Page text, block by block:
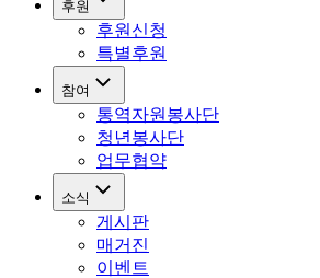
후원
후원신청
특별후원
참여
통역자원봉사단
청년봉사단
업무협약
소식
게시판
매거진
이벤트